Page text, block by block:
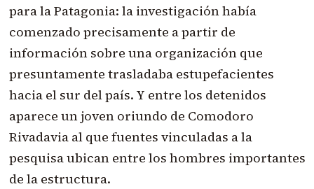
para la Patagonia: la investigación había
comenzado precisamente a partir de
información sobre una organización que
presuntamente trasladaba estupefacientes
hacia el sur del país. Y entre los detenidos
aparece un joven oriundo de Comodoro
Rivadavia al que fuentes vinculadas a la
pesquisa ubican entre los hombres importantes
de la estructura.